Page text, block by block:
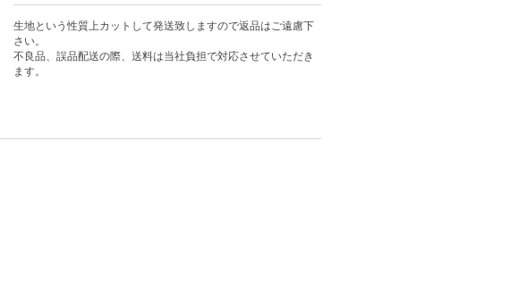
生地という性質上カットして発送致しますので返品はご遠慮下
さい。
不良品、誤品配送の際、送料は当社負担で対応させていただき
ます。